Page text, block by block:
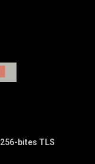
256-bites TLS